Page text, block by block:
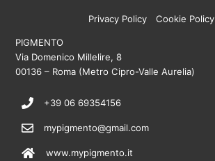
Privacy Policy Cookie Policy
PIGMENTO
Via Domenico Millelire, 8
00136 – Roma (Metro Cipro-Valle Aurelia)
+39 06 69354156
mypigmento@gmail.com
www.mypigmento.it